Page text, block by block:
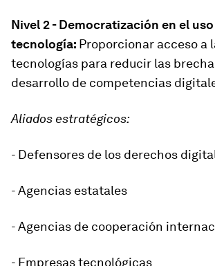
Nivel 2 - Democratización en el
tecnología: Proporcionar acceso a
tecnologías para reducir las
desarrollo de competencias
Aliados estratégicos:
- Defensores de los derechos
- Agencias estatales
- Agencias de cooperación
- Empresas tecnológicas